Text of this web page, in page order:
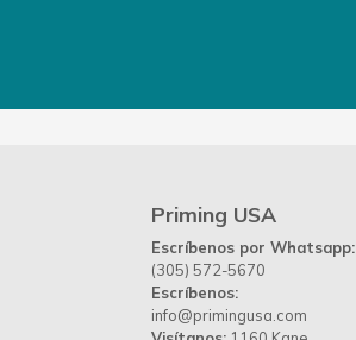
Priming USA
Escríbenos por Whatsapp:
(305) 572-5670
Escríbenos:
info@primingusa.com